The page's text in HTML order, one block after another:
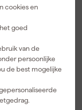
cookies en
goed
van de
persoonlijke
de best mogelijke
Multi-18V
bezorgd